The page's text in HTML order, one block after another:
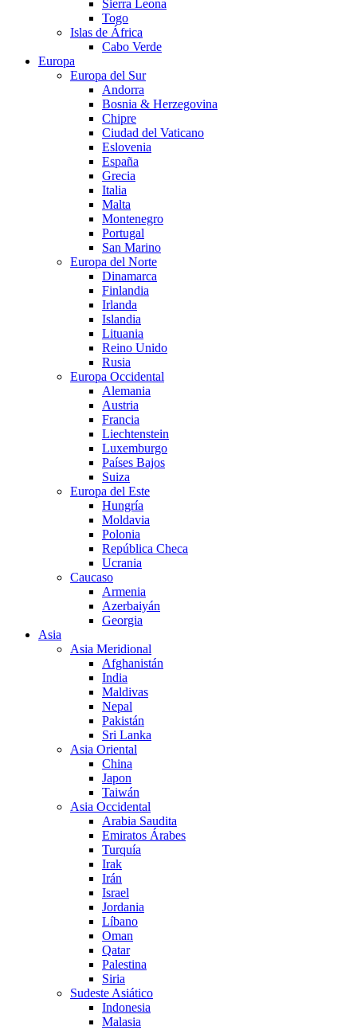
Sierra Leona
Togo
Islas de África
Cabo Verde
Europa
Europa del Sur
Andorra
Bosnia & Herzegovina
Chipre
Ciudad del Vaticano
Eslovenia
España
Grecia
Italia
Malta
Montenegro
Portugal
San Marino
Europa del Norte
Dinamarca
Finlandia
Irlanda
Islandia
Lituania
Reino Unido
Rusia
Europa Occidental
Alemania
Austria
Francia
Liechtenstein
Luxemburgo
Países Bajos
Suiza
Europa del Este
Hungría
Moldavia
Polonia
República Checa
Ucrania
Caucaso
Armenia
Azerbaiyán
Georgia
Asia
Asia Meridional
Afghanistán
India
Maldivas
Nepal
Pakistán
Sri Lanka
Asia Oriental
China
Japon
Taiwán
Asia Occidental
Arabia Saudita
Emiratos Árabes
Turquía
Irak
Irán
Israel
Jordania
Líbano
Oman
Qatar
Palestina
Siria
Sudeste Asiático
Indonesia
Malasia